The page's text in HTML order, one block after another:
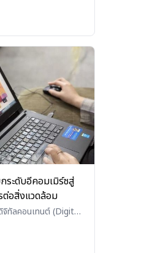
ระดับอีคอมเมิร์ซสู่
ต่อสิ่งแวดล้อม
จิทัลคอนเทนต์ (Digital